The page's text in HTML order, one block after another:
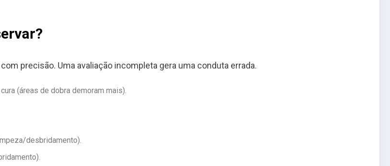
precisão. Uma avaliação incompleta gera uma conduta errada.
(áreas de dobra demoram mais).
desbridamento).